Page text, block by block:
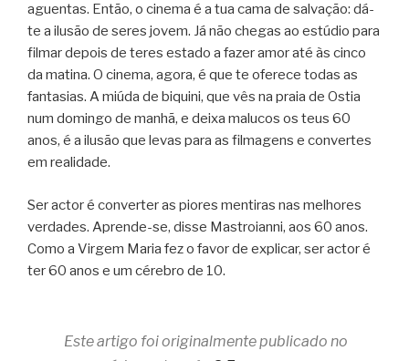
aguentas. Então, o cinema é a tua cama de salvação: dá-
te a ilusão de seres jovem. Já não chegas ao estúdio para
filmar depois de teres estado a fazer amor até às cinco
da matina. O cinema, agora, é que te oferece todas as
fantasias. A miúda de biquini, que vês na praia de Ostia
num domingo de manhã, e deixa malucos os teus 60
anos, é a ilusão que levas para as filmagens e convertes
em realidade.
Ser actor é converter as piores mentiras nas melhores
verdades. Aprende-se, disse Mastroianni, aos 60 anos.
Como a Virgem Maria fez o favor de explicar, ser actor é
ter 60 anos e um cérebro de 10.
Este artigo foi originalmente publicado no